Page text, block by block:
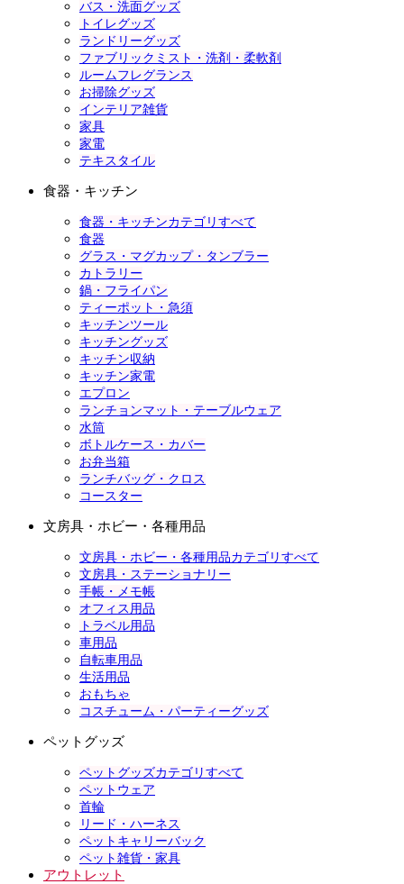
バス・洗面グッズ
トイレグッズ
ランドリーグッズ
ファブリックミスト・洗剤・柔軟剤
ルームフレグランス
お掃除グッズ
インテリア雑貨
家具
家電
テキスタイル
食器・キッチン
食器・キッチンカテゴリすべて
食器
グラス・マグカップ・タンブラー
カトラリー
鍋・フライパン
ティーポット・急須
キッチンツール
キッチングッズ
キッチン収納
キッチン家電
エプロン
ランチョンマット・テーブルウェア
水筒
ボトルケース・カバー
お弁当箱
ランチバッグ・クロス
コースター
文房具・ホビー・各種用品
文房具・ホビー・各種用品カテゴリすべて
文房具・ステーショナリー
手帳・メモ帳
オフィス用品
トラベル用品
車用品
自転車用品
生活用品
おもちゃ
コスチューム・パーティーグッズ
ペットグッズ
ペットグッズカテゴリすべて
ペットウェア
首輪
リード・ハーネス
ペットキャリーバック
ペット雑貨・家具
アウトレット